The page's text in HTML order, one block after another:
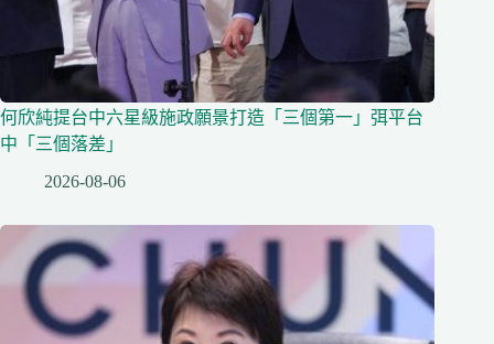
何欣純提台中六星級施政願景打造「三個第一」弭平台
中「三個落差」
2026-08-06